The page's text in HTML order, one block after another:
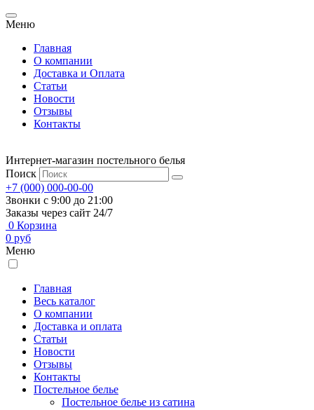
Меню
Главная
О компании
Доставка и Оплата
Статьи
Новости
Отзывы
Контакты
Интернет-магазин постельного белья
Поиск
+7 (000) 000-00-00
Звонки с 9:00 до 21:00
Заказы через сайт 24/7
0 Корзина
0 руб
Меню
Главная
Весь каталог
О компании
Доставка и оплата
Статьи
Новости
Отзывы
Контакты
Постельное белье
Постельное белье из сатина